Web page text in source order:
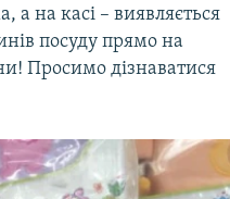
а на касі – виявляється
посуду прямо на
Просимо дізнаватися